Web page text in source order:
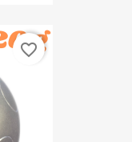
favorite_border